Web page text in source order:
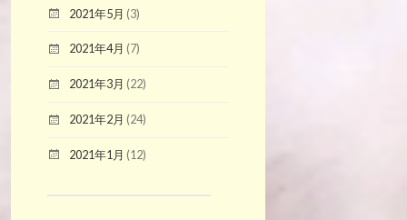
2021年5月 (3)
2021年4月 (7)
2021年3月 (22)
2021年2月 (24)
2021年1月 (12)